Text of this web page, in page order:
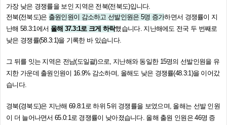
가장 낮은 경쟁률을 보인 지역은 전북(전북도)입니다.
전북(전북도)은 출원인원이 감소하고 선발인원은 5명 증가하면서 경쟁률이 지
난해 58.3:1에서 올해 37.3:1로 크게 하락했습니다. 지난해에도 전국 두 번째로
낮은 경쟁률(58.3:1)을 기록한 바 있습니다.
그 뒤를 잇는 지역은 전남(도일괄)으로, 지난해와 동일한 15명의 선발인원을 유
지한 가운데 출원인원이 16.9% 감소하며, 올해도 낮은 경쟁률(48.3:1)을 이어갔
습니다.
경북(경북도)은 지난해 69.8:1로 하위 5위 경쟁률을 보였으며, 올해는 선발 인원
이 더 늘어나면서 65.0:1로 경쟁률이 낮아졌습니다. 올해 출원 인원은 46명 증